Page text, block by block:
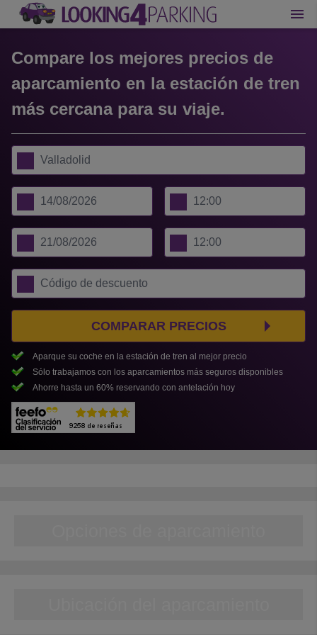
Compare los mejores precios de
aparcamiento en la estación de tren
más cercana para su viaje.
COMPARAR PRECIOS
Aparque su coche en la estación de tren al mejor precio
Sólo trabajamos con los aparcamientos más seguros disponibles
Ahorre hasta un 60% reservando con antelación hoy